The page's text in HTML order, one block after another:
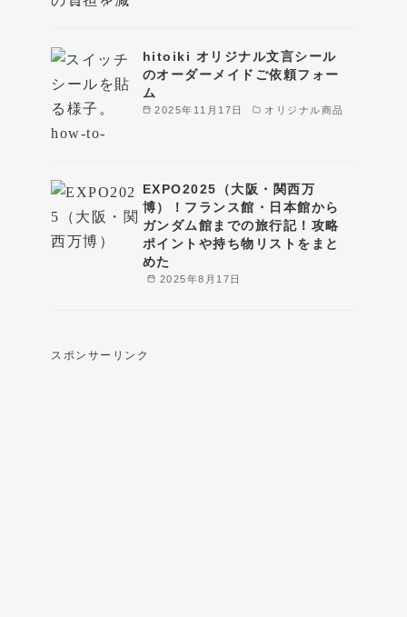
2025年11月17日 オリジナル商品
hitoiki オリジナル文言シール
のオーダーメイドご依頼フォー
ム
2025年8月17日
EXPO2025（大阪・関西万
博）！フランス館・日本館から
ガンダム館までの旅行記！攻略
ポイントや持ち物リストをまと
めた
スポンサーリンク